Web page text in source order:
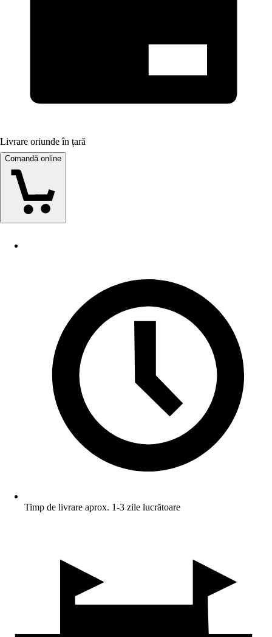
Livrare oriunde în țară
Comandă online
Timp de livrare aprox. 1-3 zile lucrătoare